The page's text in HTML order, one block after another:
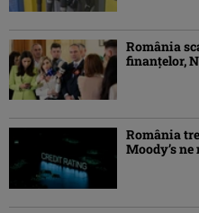
România
finanțelor,
România
Moody’s